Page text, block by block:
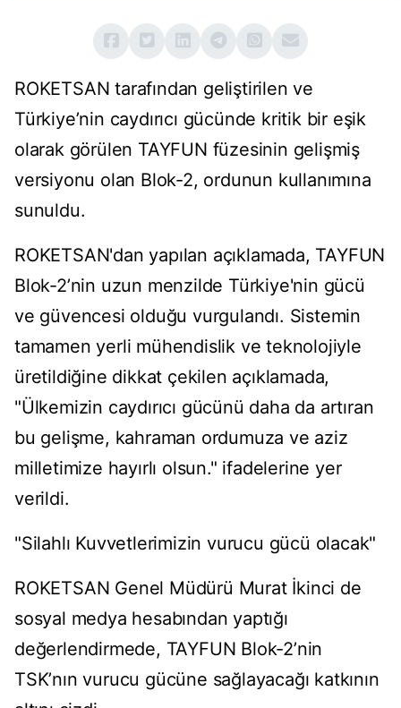
ROKETSAN tarafından geliştirilen ve
Türkiye’nin caydırıcı gücünde kritik bir eşik
olarak görülen TAYFUN füzesinin gelişmiş
versiyonu olan Blok-2, ordunun kullanımına
sunuldu.
ROKETSAN'dan yapılan açıklamada, TAYFUN
Blok-2’nin uzun menzilde Türkiye'nin gücü
ve güvencesi olduğu vurgulandı. Sistemin
tamamen yerli mühendislik ve teknolojiyle
üretildiğine dikkat çekilen açıklamada,
"Ülkemizin caydırıcı gücünü daha da artıran
bu gelişme, kahraman ordumuza ve aziz
milletimize hayırlı olsun." ifadelerine yer
verildi.
"Silahlı Kuvvetlerimizin vurucu gücü olacak"
ROKETSAN Genel Müdürü Murat İkinci de
sosyal medya hesabından yaptığı
değerlendirmede, TAYFUN Blok-2’nin
TSK’nın vurucu gücüne sağlayacağı katkının